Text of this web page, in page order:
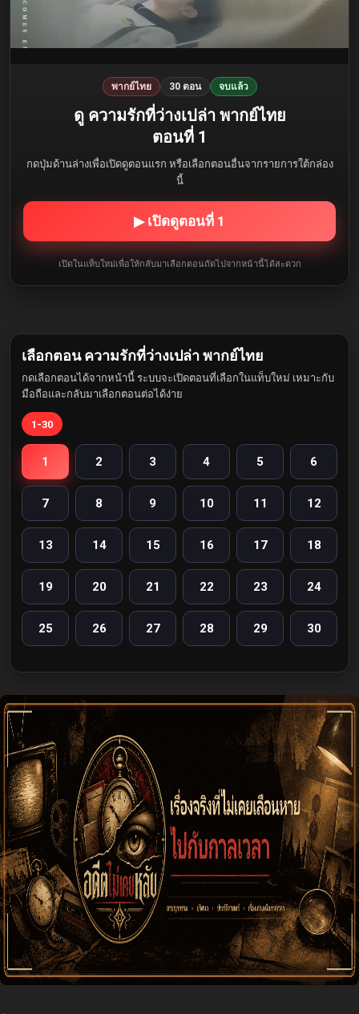
พากย์ไทย 30 ตอน จบแล้ว
ดู ความรักที่ว่างเปล่า พากย์ไทย
ตอนที่ 1
กดปุ่มด้านล่างเพื่อเปิดดูตอนแรก หรือเลือกตอนอื่นจากรายการใต้กล่อง
นี้
▶ เปิดดูตอนที่ 1
เปิดในแท็บใหม่เพื่อให้กลับมาเลือกตอนถัดไปจากหน้านี้ได้สะดวก
เลือกตอน ความรักที่ว่างเปล่า พากย์ไทย
กดเลือกตอนได้จากหน้านี้ ระบบจะเปิดตอนที่เลือกในแท็บใหม่ เหมาะกับ
มือถือและกลับมาเลือกตอนต่อได้ง่าย
1-30
1 2 3 4 5 6
7 8 9 10 11 12
13 14 15 16 17 18
19 20 21 22 23 24
25 26 27 28 29 30